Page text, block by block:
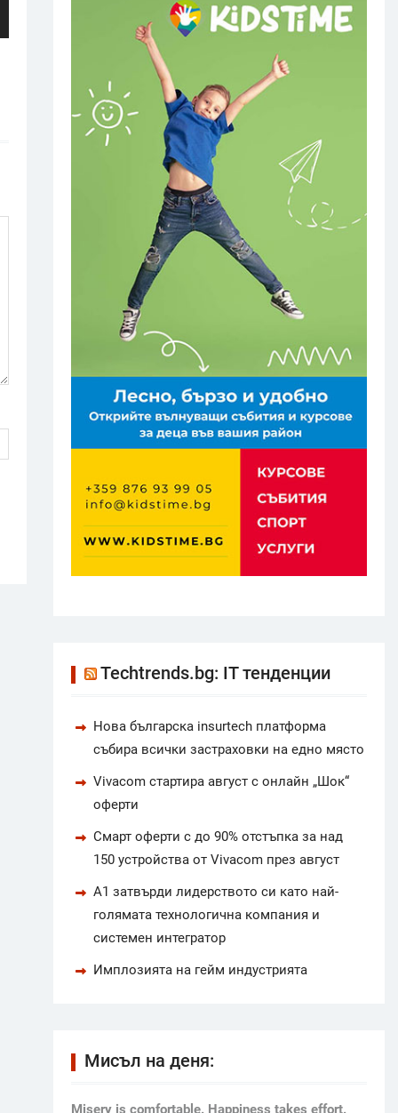
Techtrends.bg: IT тенденции
Нова българска insurtech платформа
събира всички застраховки на едно място
Vivacom стартира август с онлайн „Шок“
оферти
Смарт оферти с до 90% отстъпка за над
150 устройства от Vivacom през август
А1 затвърди лидерството си като най-
голямата технологична компания и
системен интегратор
Имплозията на гейм индустрията
Мисъл на деня:
Мisery is comfortable. Happiness takes effort.